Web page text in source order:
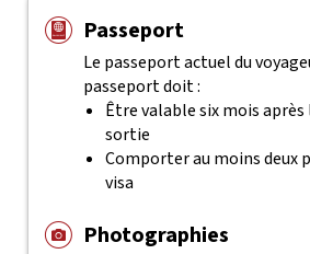
Passeport
Le passeport actuel du
passeport doit :
Être valable six mois après
sortie
Comporter au moins deux
visa
Photographies